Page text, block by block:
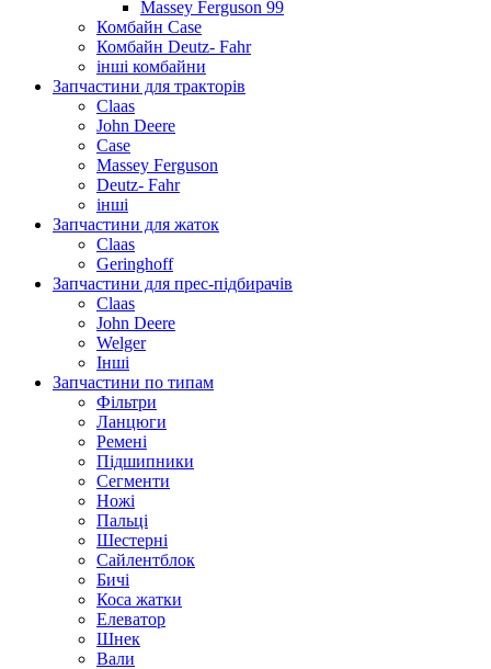
Massey Ferguson 99
Комбайн Case
Комбайн Deutz- Fahr
інші комбайни
Запчастини для тракторів
Claas
John Deere
Case
Massey Ferguson
Deutz- Fahr
інші
Запчастини для жаток
Claas
Geringhoff
Запчастини для прес-підбирачів
Claas
John Deere
Welger
Інші
Запчастини по типам
Фільтри
Ланцюги
Ремені
Підшипники
Сегменти
Ножі
Пальці
Шестерні
Сайлентблок
Бичі
Коса жатки
Елеватор
Шнек
Вали